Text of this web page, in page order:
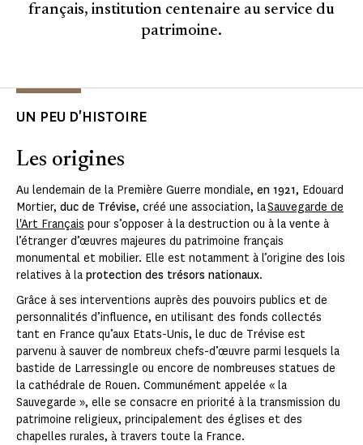
français, institution centenaire au service du
patrimoine.
UN PEU D'HISTOIRE
Les origines
Au lendemain de la Première Guerre mondiale, en 1921, Edouard
Mortier, duc de Trévise, créé une association, laSauvegarde de
l'Art Français pour s’opposer à la destruction ou à la vente à
l’étranger d’œuvres majeures du patrimoine français
monumental et mobilier. Elle est notamment à l’origine des lois
relatives à la protection des trésors nationaux.
Grâce à ses interventions auprès des pouvoirs publics et de
personnalités d’influence, en utilisant des fonds collectés
tant en France qu’aux Etats-Unis, le duc de Trévise est
parvenu à sauver de nombreux chefs-d’œuvre parmi lesquels la
bastide de Larressingle ou encore de nombreuses statues de
la cathédrale de Rouen. Communément appelée « la
Sauvegarde », elle se consacre en priorité à la transmission du
patrimoine religieux, principalement des églises et des
chapelles rurales, à travers toute la France.